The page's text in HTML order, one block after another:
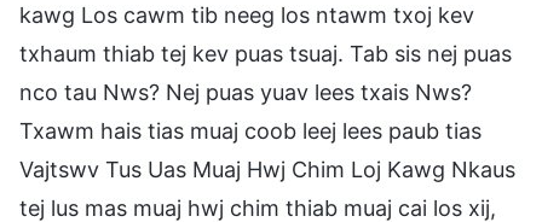
kawg Los cawm tib neeg los ntawm txoj kev
txhaum thiab tej kev puas tsuaj. Tab sis nej puas
nco tau Nws? Nej puas yuav lees txais Nws?
Txawm hais tias muaj coob leej lees paub tias
Vajtswv Tus Uas Muaj Hwj Chim Loj Kawg Nkaus
tej lus mas muaj hwj chim thiab muaj cai los xij,